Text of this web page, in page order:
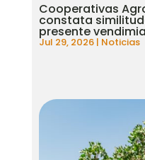
Cooperativas
constata
presente
Jul 29, 2026| Noticias